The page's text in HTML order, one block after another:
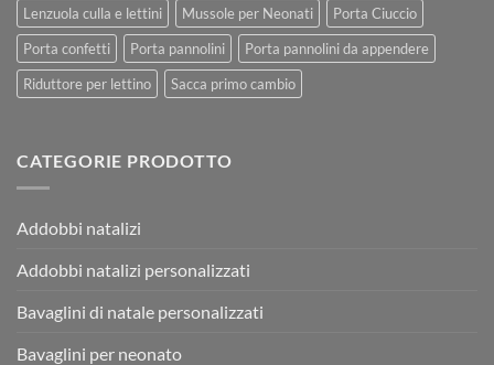
Lenzuola culla e lettini
Mussole per Neonati
Porta Ciuccio
Porta confetti
Porta pannolini
Porta pannolini da appendere
Riduttore per lettino
Sacca primo cambio
CATEGORIE PRODOTTO
Addobbi natalizi
Addobbi natalizi personalizzati
Bavaglini di natale personalizzati
Bavaglini per neonato